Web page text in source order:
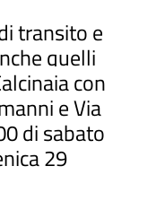
transito e
quelli
con
e Via
di sabato
29